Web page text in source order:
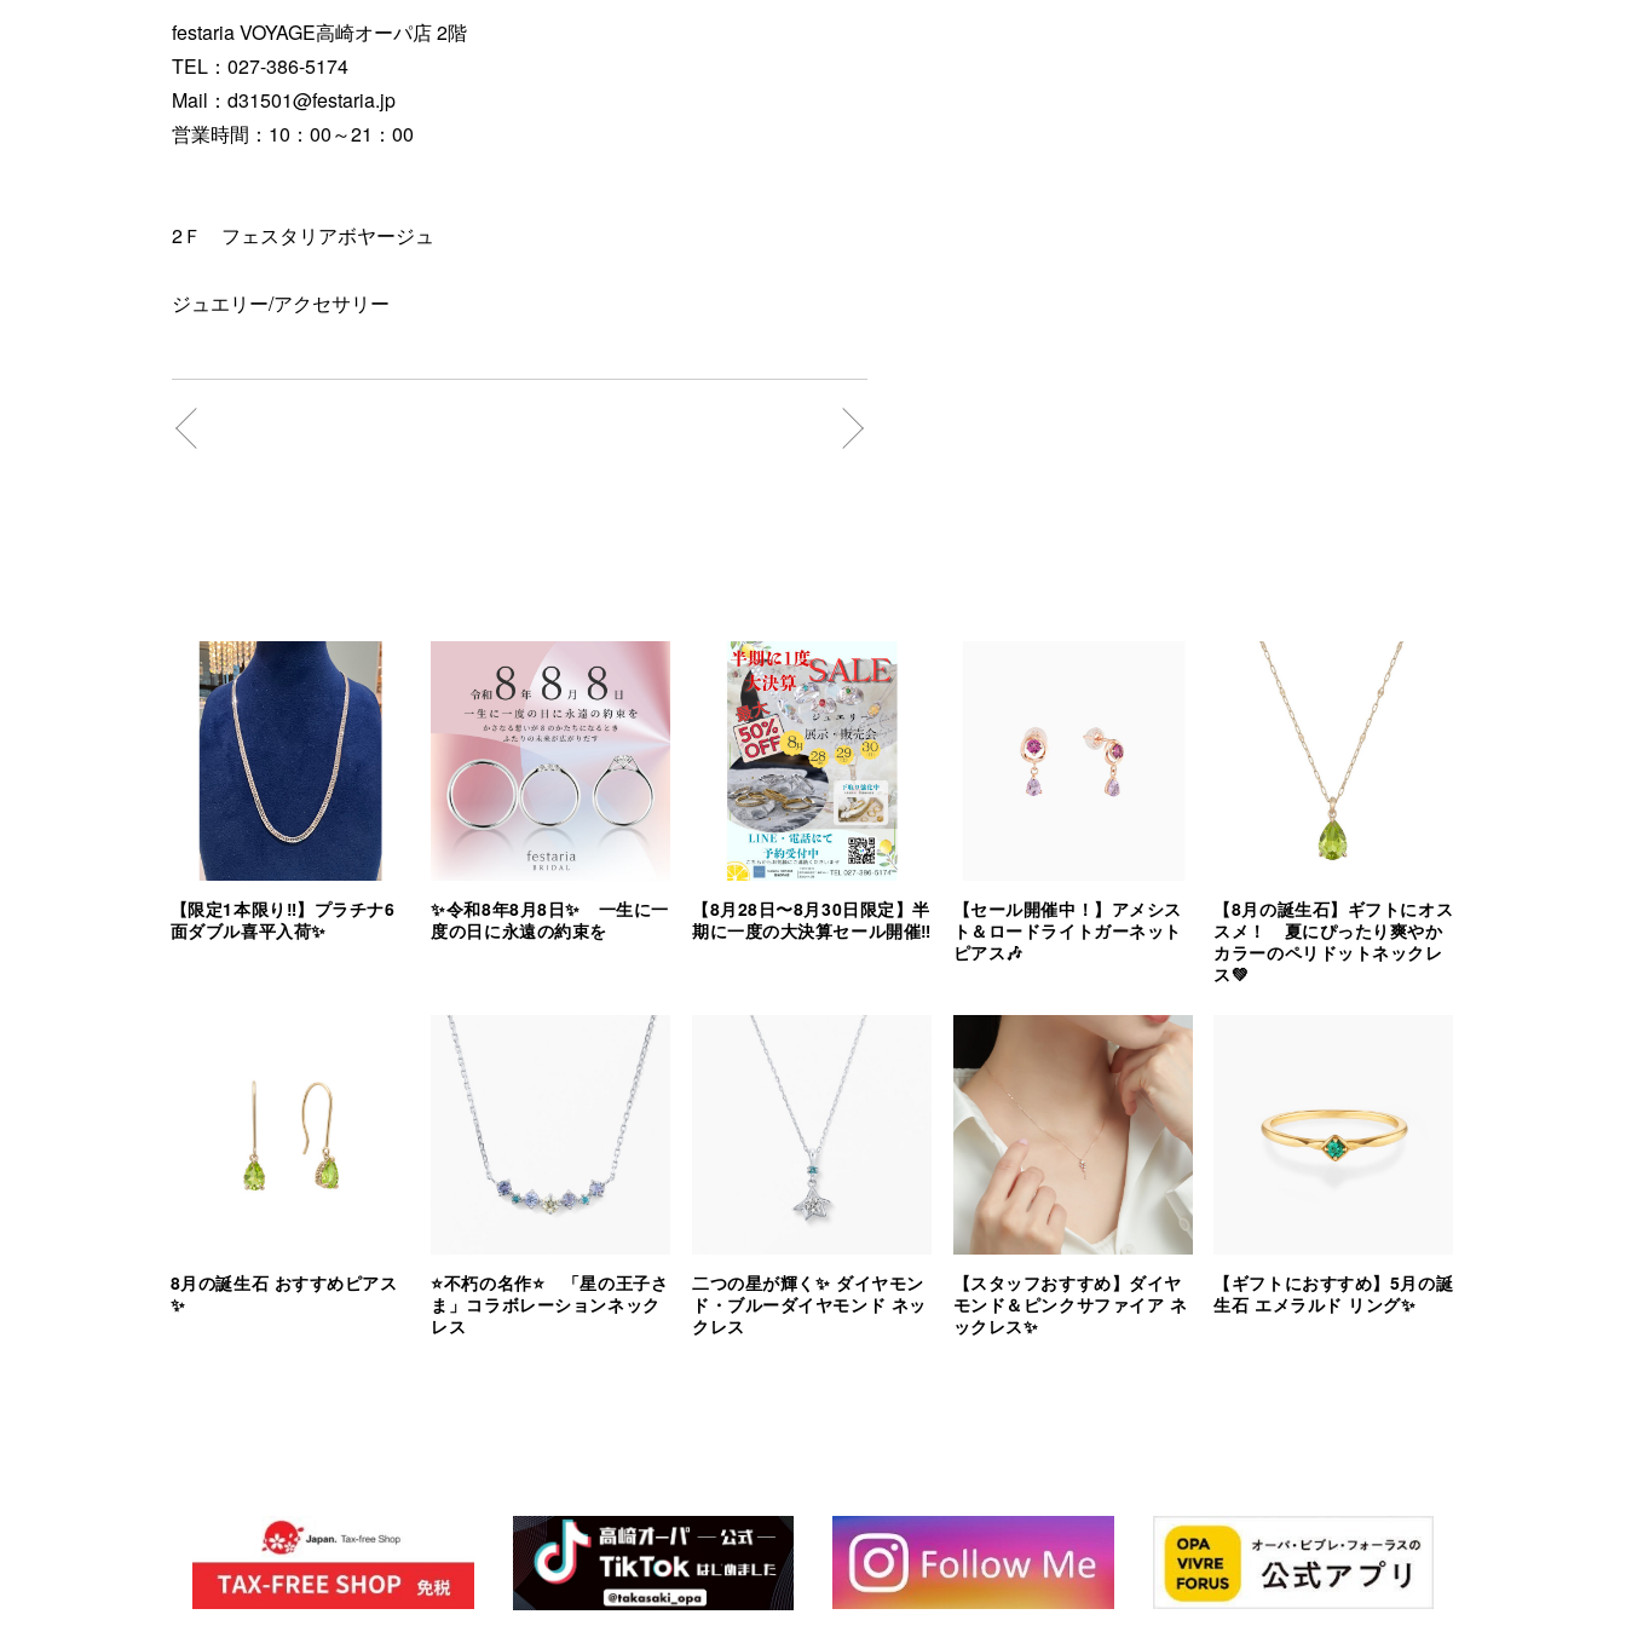
festaria VOYAGE高崎オーパ店 2階
TEL：027-386-5174
Mail：d31501@festaria.jp
営業時間：10：00～21：00
2Ｆ フェスタリアボヤージュ
ジュエリー/アクセサリー
【限定1本限り‼︎】プラチナ6
面ダブル喜平入荷✨
✨令和8年8月8日✨ 一生に一
度の日に永遠の約束を
【8月28日〜8月30日限定】半
期に一度の大決算セール開催‼︎
【セール開催中！】アメシス
ト＆ロードライトガーネット
ピアス🎶
【8月の誕生石】ギフトにオス
スメ！ 夏にぴったり爽やか
カラーのペリドットネックレ
ス💚
8月の誕生石 おすすめピアス
✨
⭐️不朽の名作⭐️ 「星の王子さ
ま」コラボレーションネック
レス
二つの星が輝く✨ ダイヤモン
ド・ブルーダイヤモンド ネッ
クレス
【スタッフおすすめ】ダイヤ
モンド＆ピンクサファイア ネ
ックレス✨
【ギフトにおすすめ】5月の誕
生石 エメラルド リング✨